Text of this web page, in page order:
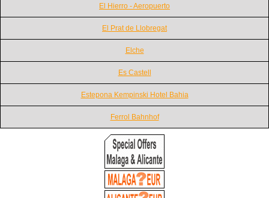
El Hierro - Aeropuerto
El Prat de Llobregat
Elche
Es Castell
Estepona Kempinski Hotel Bahia
Ferrol Bahnhof